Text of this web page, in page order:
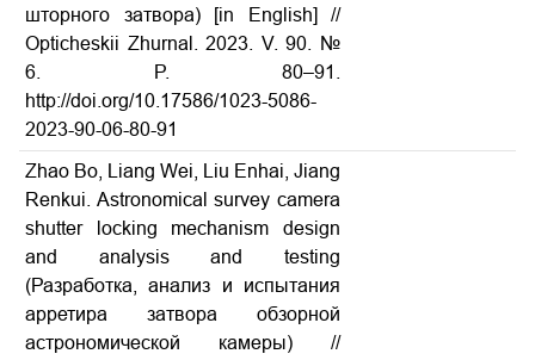
шторного затвора) [in English] //
Opticheskii Zhurnal. 2023. V. 90. №
6. P. 80–91.
http://doi.org/10.17586/1023-5086-
2023-90-06-80-91
Zhao Bo, Liang Wei, Liu Enhai, Jiang
Renkui. Astronomical survey camera
shutter locking mechanism design
and analysis and testing
(Разработка, анализ и испытания
арретира затвора обзорной
астрономической камеры) //